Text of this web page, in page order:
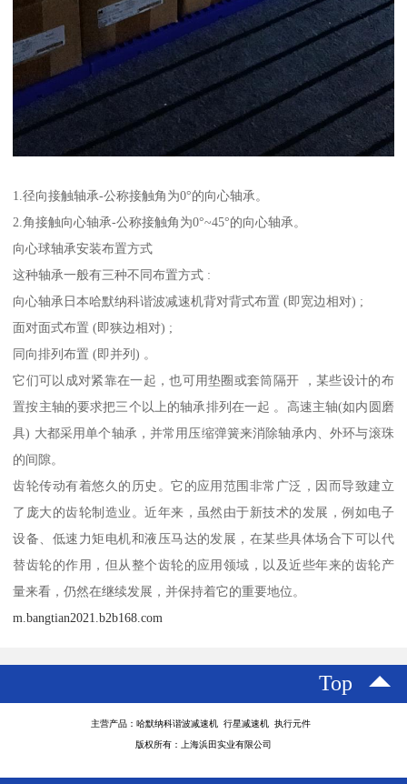
1.径向接触轴承-公称接触角为0°的向心轴承。
2.角接触向心轴承-公称接触角为0°~45°的向心轴承。
向心球轴承安装布置方式
这种轴承一般有三种不同布置方式 :
向心轴承日本哈默纳科谐波减速机背对背式布置 (即宽边相对) ;
面对面式布置 (即狭边相对) ;
同向排列布置 (即并列) 。
它们可以成对紧靠在一起，也可用垫圈或套筒隔开 ，某些设计的布
置按主轴的要求把三个以上的轴承排列在一起 。高速主轴(如内圆磨
具) 大都采用单个轴承，并常用压缩弹簧来消除轴承内、外环与滚珠
的间隙。
齿轮传动有着悠久的历史。它的应用范围非常广泛，因而导致建立
了庞大的齿轮制造业。近年来，虽然由于新技术的发展，例如电子
设备、低速力矩电机和液压马达的发展，在某些具体场合下可以代
替齿轮的作用，但从整个齿轮的应用领域，以及近些年来的齿轮产
量来看，仍然在继续发展，并保持着它的重要地位。
m.bangtian2021.b2b168.com
Top
主营产品：哈默纳科谐波减速机 行星减速机 执行元件
版权所有：上海浜田实业有限公司